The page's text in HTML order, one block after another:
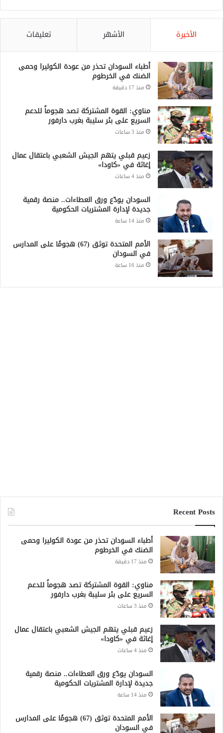
الأخيرة الأشهر تعليقات
أطباء السودان تحذر من عودة الكوليرا وحمى
الضنك في الخرطوم
منذ 17 دقيقة
مناوي: القوة المشتركة تصد هجوماً للدعم
السريع على بئر سليبة بغرب دارفور
منذ 3 ساعات
زعيم قبلي يتهم الجيش الشعبي باعتقال عمال
إغاثة في «كاودا»
منذ 4 ساعات
السودان يودّع ورق العطاءات.. منصة رقمية
جديدة لإدارة المشتريات الحكومية
منذ 14 ساعة
الأمم المتحدة توثق (67) هجومًا على المدارس
في السودان
منذ 16 ساعة
Recent Posts
أطباء السودان تحذر من عودة الكوليرا وحمى
الضنك في الخرطوم
منذ 17 دقيقة
مناوي: القوة المشتركة تصد هجوماً للدعم
السريع على بئر سليبة بغرب دارفور
منذ 3 ساعات
زعيم قبلي يتهم الجيش الشعبي باعتقال عمال
إغاثة في «كاودا»
منذ 4 ساعات
السودان يودّع ورق العطاءات.. منصة رقمية
جديدة لإدارة المشتريات الحكومية
منذ 14 ساعة
الأمم المتحدة توثق (67) هجومًا على المدارس
في السودان